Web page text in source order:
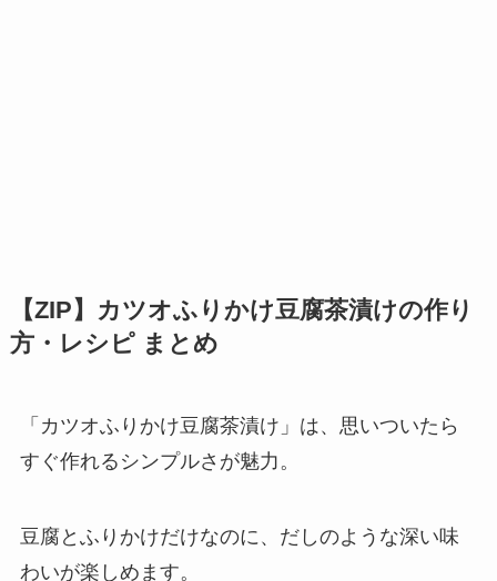
【ZIP】カツオふりかけ豆腐茶漬けの作り
方・レシピ まとめ
「カツオふりかけ豆腐茶漬け」は、思いついたら
すぐ作れるシンプルさが魅力。
豆腐とふりかけだけなのに、だしのような深い味
わいが楽しめます。